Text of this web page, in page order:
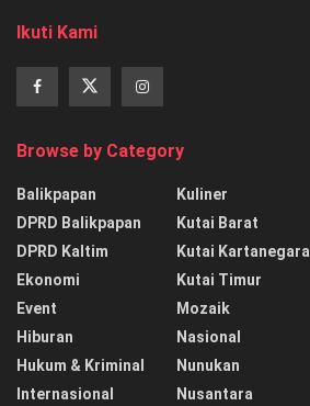
Ikuti Kami
Browse by Category
Balikpapan
DPRD Balikpapan
DPRD Kaltim
Ekonomi
Event
Hiburan
Hukum & Kriminal
Internasional
Kuliner
Kutai Barat
Kutai Kartanegara
Kutai Timur
Mozaik
Nasional
Nunukan
Nusantara